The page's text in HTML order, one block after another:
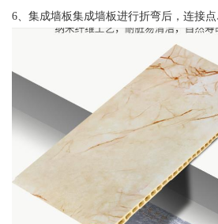
6、集成墙板集成墙板进行折弯后，连接点